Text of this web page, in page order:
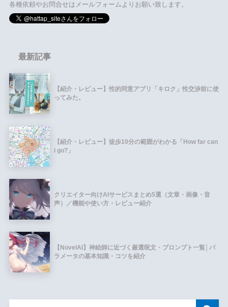
各種依頼やお問合せはメールフォームよりお願い致します。
最新記事
【紹介・レビュー】性的同意アプリ「キロク」性交渉前に使
ってみた。
【紹介・レビュー】徒歩10分の範囲がわかる「How far can
i go?」
クリエイター向けAIサービスまとめ5選（文章・画像・音
声）／機能や使い方・レビュー紹介
【NovelAI】神絵師に近づく厳選呪文・プロンプト一覧│パ
ラメータの基本知識・コツを紹介